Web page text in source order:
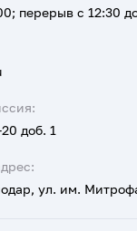
ул. им.
доб. 1
перерыв с 12:30